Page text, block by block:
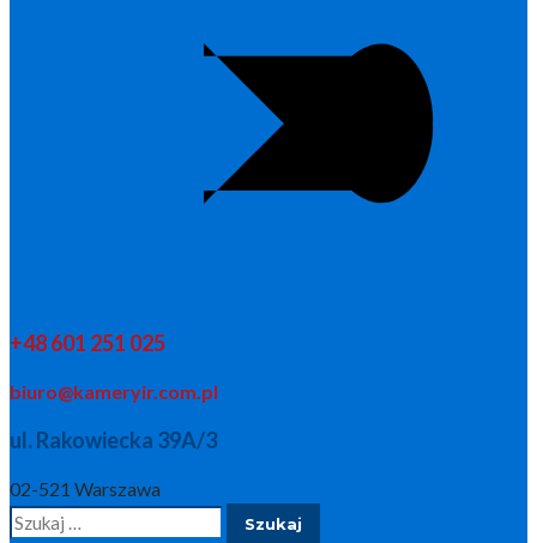
+48 601 251 025
biuro@kameryir.com.pl
ul. Rakowiecka 39A/3
02-521 Warszawa
Szukaj: